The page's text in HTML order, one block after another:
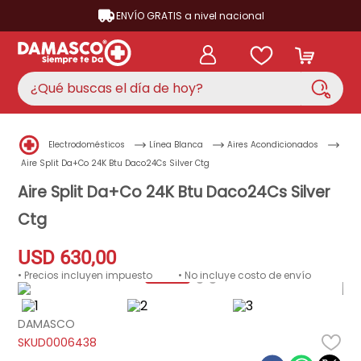
ENVÍO GRATIS a nivel nacional
¿Qué buscas el día de hoy?
Electrodomésticos Línea Blanca
Aires Acondicionados
Aire Split Da+Co 24K Btu Daco24Cs Silver Ctg
Aire Split Da+Co 24K Btu Daco24Cs Silver
Ctg
USD 630,00
• Precios incluyen impuesto • No incluye costo de envío
DAMASCO
D0006438
TÉRMINOS MÁS BUSCADOS
1 . aire acondicionado
2. nevera
3.
4 cocina
5. ventilador
6
7. televisor